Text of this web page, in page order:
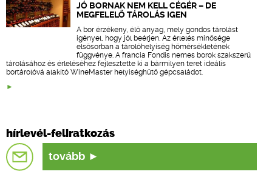
JÓ BORNAK NEM KELL CÉGÉR – DE
MEGFELELŐ TÁROLÁS IGEN
A bor érzékeny, élő anyag, mely gondos tárolást
igényel, hogy jól beérjen. Az érlelés minősége
elsősorban a tárolóhelyiség hőmérsékletének
függvénye. A francia Fondis nemes borok szakszerű
tárolásához és érleléséhez fejlesztette ki a bármilyen teret ideális
bortárolóvá alakító WineMaster helyiséghűtő gépcsaládot.
hírlevél-feliratkozás
tovább